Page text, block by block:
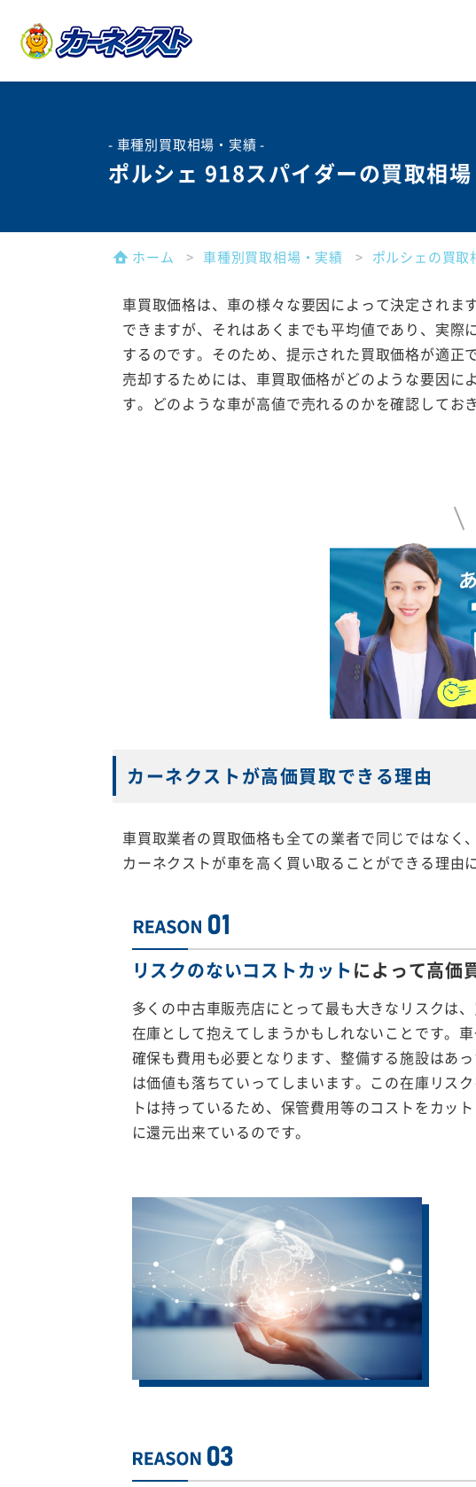
- 車種別買取相場・実績 -
ポルシェ 918スパイダーの買取相
ホーム 車種別買取相場・実績 ポルシェの買取
車買取価格は、車の様々な要因によって決定されま
できますが、それはあくまでも平均値であり、実際
するのです。そのため、提示された買取価格が適正
売却するためには、車買取価格がどのような要因に
す。どのような車が高値で売れるのかを確認してお
カーネクストが高価買取できる理由
車買取業者の買取価格も全ての業者で同じではなく
カーネクストが車を高く買い取ることができる理由
リスクのないコストカットによって高価
多くの中古車販売店にとって最も大きなリスクは
在庫として抱えてしまうかもしれないことです。
確保も費用も必要となります、整備する施設はあ
は価値も落ちていってしまいます。この在庫リス
トは持っているため、保管費用等のコストをカッ
に還元出来ているのです。